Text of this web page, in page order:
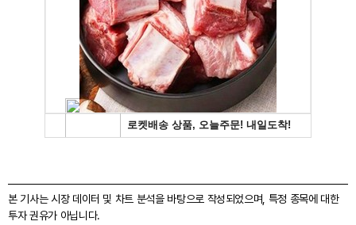
본 기사는 시장 데이터 및 차트 분석을 바탕으로 작성되었으며, 특정 종목에 대한
투자 권유가 아닙니다.